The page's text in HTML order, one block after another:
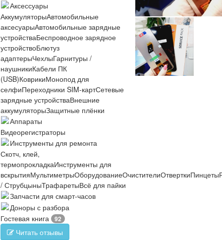
Аксессуары
АккумуляторыАвтомобильные
аксесуарыАвтомобильные зарядные
устройстваБеспроводное зарядное
устройствоБлютуз
адаптерыЧехлыГарнитуры /
наушникиКабели ПК
(USB)КоврикиМонопод для
селфиПереходники SIM-картСетевые
зарядные устройстваВнешние
аккумуляторыЗащитные плёнки
Аппараты
Видеорегистраторы
Инструменты для ремонта
Скотч, клей,
термопрокладкаИнструменты для
вскрытияМультиметрыОборудованиеОчистителиОтверткиПинцеты
/ СтрубцыныТрафаретыВсё для пайки
Запчасти для смарт-часов
Доноры с разбора
Гостевая книга
92
Читать отзывы